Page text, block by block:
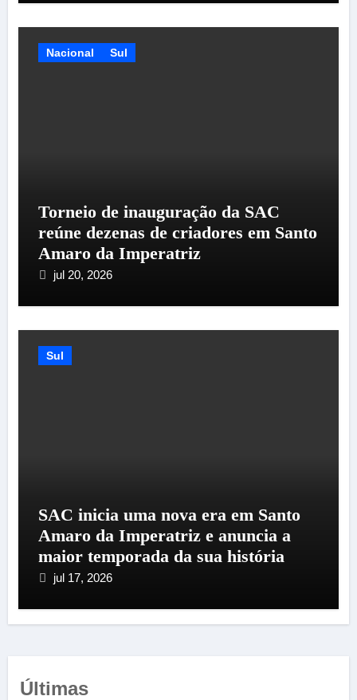
Nacional Sul
Torneio de inauguração da SAC
reúne dezenas de criadores em Santo
Amaro da Imperatriz
jul 20, 2026
Sul
SAC inicia uma nova era em Santo
Amaro da Imperatriz e anuncia a
maior temporada da sua história
jul 17, 2026
Últimas